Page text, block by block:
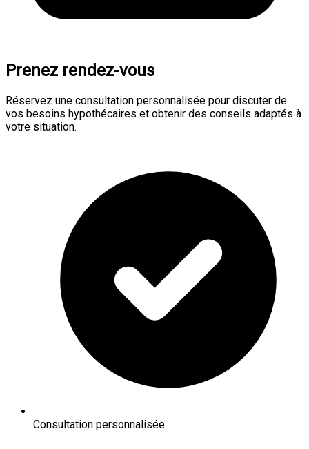
Prenez rendez-vous
Réservez une consultation personnalisée pour discuter de
vos besoins hypothécaires et obtenir des conseils adaptés à
votre situation.
Consultation personnalisée